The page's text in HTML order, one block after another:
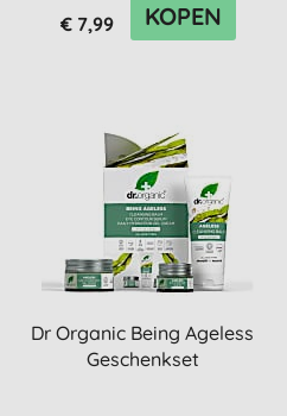
€ 7,99 KOPEN
Dr Organic Being Ageless
Geschenkset